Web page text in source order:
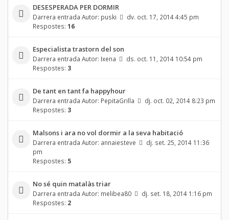
DESESPERADA PER DORMIR
Darrera entrada Autor: puski
dv. oct. 17, 2014 4:45 pm
Respostes: 16
Especialista trastorn del son
Darrera entrada Autor: Ixena
ds. oct. 11, 2014 10:54 pm
Respostes: 3
De tant en tant fa happyhour
Darrera entrada Autor: PepitaGrilla
dj. oct. 02, 2014 8:23 pm
Respostes: 3
Malsons i ara no vol dormir a la seva habitació
Darrera entrada Autor: annaiesteve
dj. set. 25, 2014 11:36
pm
Respostes: 5
No sé quin matalàs triar
Darrera entrada Autor: melibea80
dj. set. 18, 2014 1:16 pm
Respostes: 2